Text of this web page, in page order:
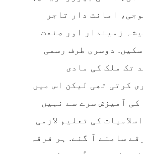
امانت دار تاجر
زمیندار اور صنعت
دوسری طرف رسمی
تک ملک کی مادی
کرتی تھی لیکن اس میں
کی آمیزش سرے سے نہیں
کی تعلیم لازمی
سامنے آ گئے. ہر فرقہ